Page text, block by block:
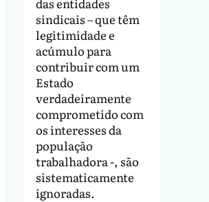
sindicais – que têm
legitimidade e
acúmulo para
contribuir com um
Estado
verdadeiramente
comprometido com
os interesses da
população
trabalhadora -, são
sistematicamente
ignoradas.